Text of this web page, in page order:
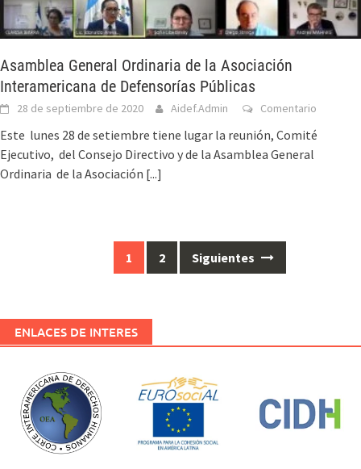
Asamblea General Ordinaria de la Asociación
Interamericana de Defensorías Públicas
28 de septiembre de 2020 Aidef.Admin Comentario
Este lunes 28 de setiembre tiene lugar la reunión, Comité
Ejecutivo, del Consejo Directivo y de la Asamblea General
Ordinaria de la Asociación [...]
1 2 Siguientes
ENLACES DE INTERES